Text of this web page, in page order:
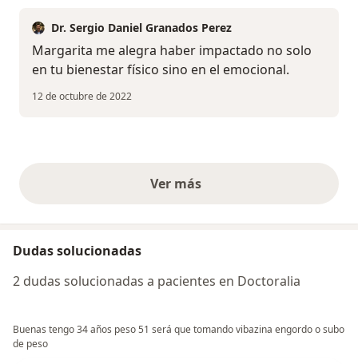
Dr. Sergio Daniel Granados Perez
Margarita me alegra haber impactado no solo
en tu bienestar físico sino en el emocional.
12 de octubre de 2022
Ver másopiniones anteriores
Dudas solucionadas
2 dudas solucionadas a pacientes en Doctoralia
Buenas tengo 34 años peso 51 será que tomando vibazina engordo o subo
de peso